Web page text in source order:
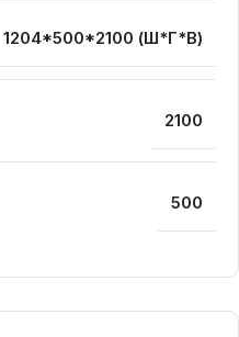
1204*500*2100 (Ш*Г*В)
2100
500